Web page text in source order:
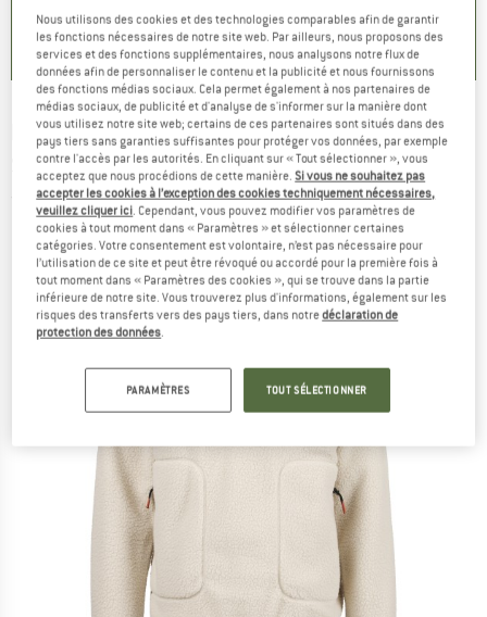
0,0( 0 5,0 (1
PASSENGER -Ventura 1/2 Zip Recycled
Sherpa Fleece - Pull polaire
(0)
Nous utilisons des cookies et des technologies comparables afin de garantir
les fonctions nécessaires de notre site web. Par ailleurs, nous proposons des
services et des fonctions supplémentaires, nous analysons notre flux de
données afin de personnaliser le contenu et la publicité et nous fournissons
des fonctions médias sociaux. Cela permet également à nos partenaires de
médias sociaux, de publicité et d'analyse de s'informer sur la manière dont
vous utilisez notre site web; certains de ces partenaires sont situés dans des
pays tiers sans garanties suffisantes pour protéger vos données, par exemple
contre l'accès par les autorités. En cliquant sur « Tout sélectionner », vous
acceptez que nous procédions de cette manière.Si vous ne souhaitez pas
accepter les cookies à l’exception des cookies techniquement nécessaires,
veuillez cliquer ici. Cependant, vous pouvez modifier vos paramètres de
cookies à tout moment dans « Paramètres » et sélectionner certaines
catégories. Votre consentement est volontaire, n’est pas nécessaire pour
l’utilisation de ce site et peut être révoqué ou accordé pour la première fois à
tout moment dans « Paramètres des cookies », qui se trouve dans la partie
inférieure de notre site. Vous trouverez plus d'informations, également sur les
risques des transferts vers des pays tiers, dans notredéclaration de
protection des données.
PARAMÈTRES TOUT SÉLECTIONNER